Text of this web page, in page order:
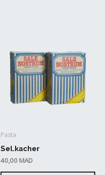
Pasta
Sel.kacher
40,00 MAD